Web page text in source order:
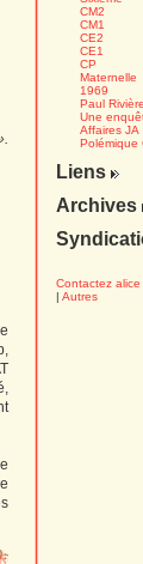
CM2
CM1
CE2
CE1
CP
Maternelle
1969
Paul Rivière
Une
Affaires JA
Polémique
Liens
Archives
Contactez alice
| Autres